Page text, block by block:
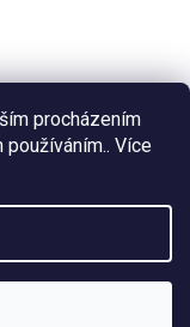
procházením
Více